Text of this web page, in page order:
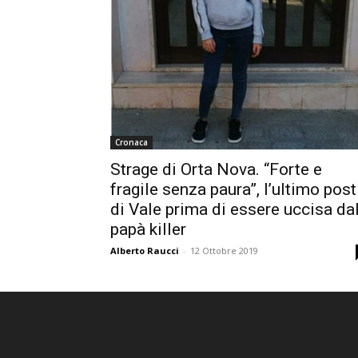
Cronaca
Strage di Orta Nova. “Forte e
fragile senza paura”, l’ultimo post
di Vale prima di essere uccisa
papà killer
Alberto Raucci - 12 Ottobre 2019